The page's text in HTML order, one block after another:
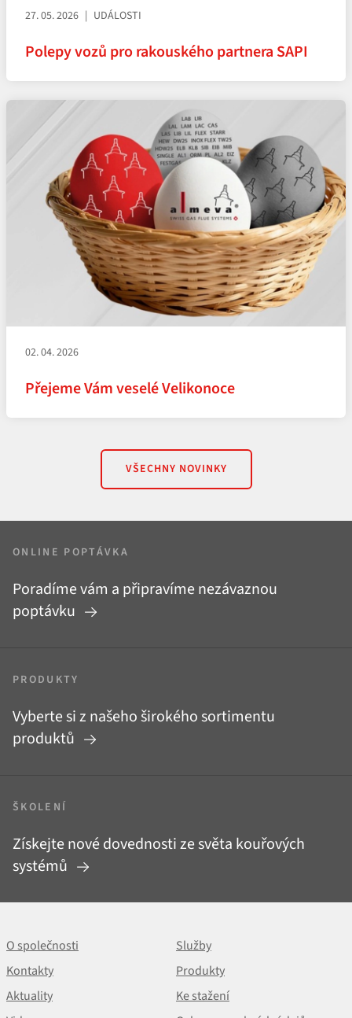
27. 05. 2026 UDÁLOSTI
Polepy vozů pro rakouského partnera SAPI
02. 04. 2026
Přejeme Vám veselé Velikonoce
VŠECHNY NOVINKY
ONLINE POPTÁVKA
Poradíme vám a připravíme nezávaznou
poptávku
PRODUKTY
Vyberte si z našeho širokého sortimentu
produktů
ŠKOLENÍ
Získejte nové dovednosti ze světa kouřových
systémů
O společnosti
Služby
Kontakty
Produkty
Aktuality
Ke stažení